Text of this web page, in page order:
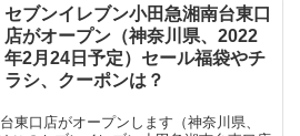
セブンイレブン小田急湘南台東口
店がオープン（神奈川県、2022
年2月24日予定）セール福袋やチ
ラシ、クーポンは？
東口店がオープンします（神奈川県、